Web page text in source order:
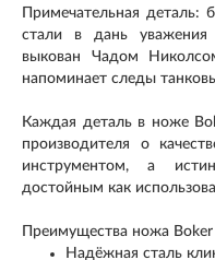
Примечательная деталь:
стали в дань уважения
выкован Чадом
напоминает следы
Каждая деталь в ноже
производителя о
инструментом, а
достойным как
Преимущества ножа Boker
Надёжная сталь